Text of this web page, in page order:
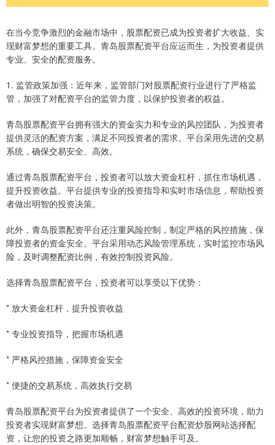
在当今竞争激烈的金融市场中，股票配资已成为投资者扩大收益、实
现财富梦想的重要工具。青岛股票配资平台应运而生，为投资者提供
专业、安全的配资服务。
1. 监管政策加强：近年来，监管部门对股票配资行业进行了严格监
管，加强了对配资平台的监管力度，以保护投资者的权益。
青岛股票配资平台拥有强大的资金实力和专业的风控团队，为投资者
提供灵活的配资方案，满足不同投资者的需求。平台采用先进的交易
系统，确保交易安全、高效。
通过青岛股票配资平台，投资者可以放大资金杠杆，抓住市场机遇，
提升投资收益。平台提供专业的投资指导和实时市场信息，帮助投资
者做出明智的投资决策。
此外，青岛股票配资平台还注重风险控制，制定严格的风控措施，保
障投资者的资金安全。平台采用动态风险管理系统，实时监控市场风
险，及时调整配资比例，有效控制投资风险。
选择青岛股票配资平台，投资者可以享受以下优势：
* 放大资金杠杆，提升投资收益
* 专业投资指导，把握市场机遇
* 严格风控措施，保障资金安全
* 便捷的交易系统，高效执行交易
青岛股票配资平台为投资者提供了一个安全、高效的投资环境，助力
投资者实现财富梦想。选择青岛股票配资平台配资炒股网站选择配
资，让您的投资之路更加顺畅，财富梦想触手可及。